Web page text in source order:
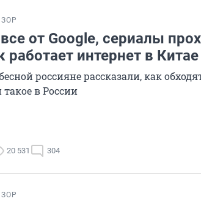
от Google, сериалы
работает интернет в Китае
россияне рассказали, как
в России
20 531 304